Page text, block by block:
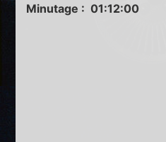
Minutage : 01:12:00